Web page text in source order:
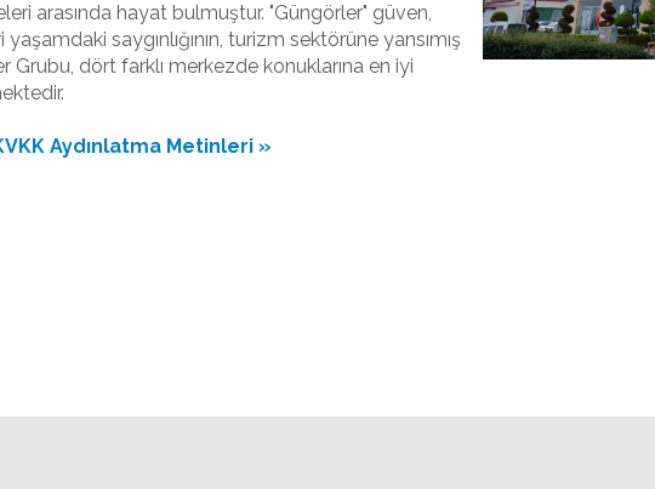
arasında hayat bulmuştur. "Güngörler" güven,
saygınlığının, turizm sektörüne yansımış
Grubu, dört farklı merkezde konuklarına en iyi
Aydınlatma Metinleri »